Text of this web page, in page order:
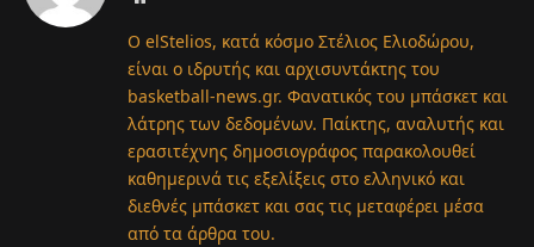
Ο elStelios, κατά κόσμο Στέλιος Ελιοδώρου,
είναι ο ιδρυτής και αρχισυντάκτης του
basketball-news.gr. Φανατικός του μπάσκετ και
λάτρης των δεδομένων. Παίκτης, αναλυτής και
ερασιτέχνης δημοσιογράφος παρακολουθεί
καθημερινά τις εξελίξεις στο ελληνικό και
διεθνές μπάσκετ και σας τις μεταφέρει μέσα
από τα άρθρα του.